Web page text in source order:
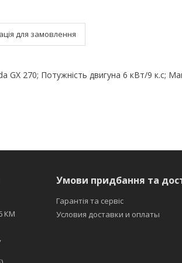
для замовлення
GX 270; Потужність двигуна 6 кВт/9 к.с;
КМ
Умови придбання та
Гарантія та сервіс
Условия доставки и оплаты